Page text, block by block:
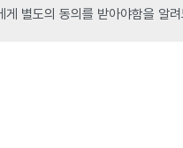
별도의 동의를 받아야함을 알